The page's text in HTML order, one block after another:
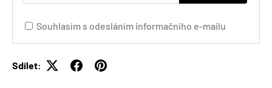
Souhlasím s odesláním informačního e-mailu
Sdílet: